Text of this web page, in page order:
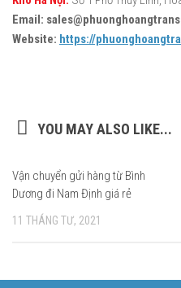
Email:
Website: https://
YOU MAY ALSO LIKE...
Vận chuyển gửi hàng từ Bình
Dương đi Nam Định giá rẻ
11 THÁNG TƯ, 2021